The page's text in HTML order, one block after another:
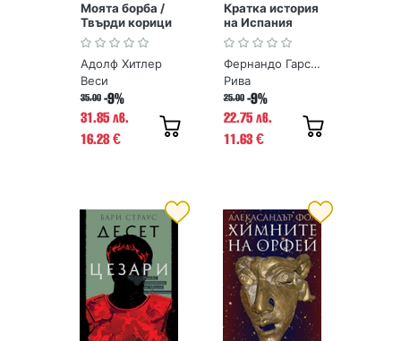
Моята борба /
Твърди корици
Адолф Хитлер
Веси
35.00 -9%
31.85 лв.
16.28€
Кратка история
на Испания
Фернандо Гарсия де Кортасар, Хосе Мануел Гонсалес Весга
Рива
25.00 -9%
22.75 лв.
11.63 €